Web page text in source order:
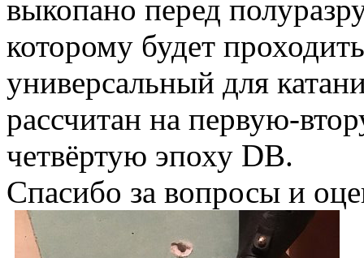
выкопано перед
которому будет
универсальный для
рассчитан на первую-
четвёртую эпоху DB.
Спасибо за вопросы и